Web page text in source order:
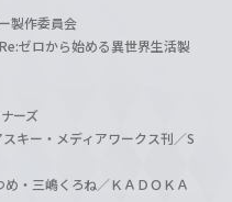
製作委員会
ゼロから始める異世界生活製
ーズ
キー・メディアワークス刊／S
・三嶋くろね／ＫＡＤＯＫＡ